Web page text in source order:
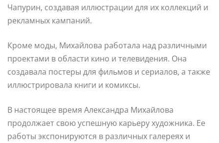
Чапурин, создавая иллюстрации для их коллекций и
рекламных кампаний.
Кроме моды, Михайлова работала над различными
проектами в области кино и телевидения. Она
создавала постеры для фильмов и сериалов, а также
иллюстрировала книги и комиксы.
В настоящее время Александра Михайлова
продолжает свою успешную карьеру художника. Ее
работы экспонируются в различных галереях и